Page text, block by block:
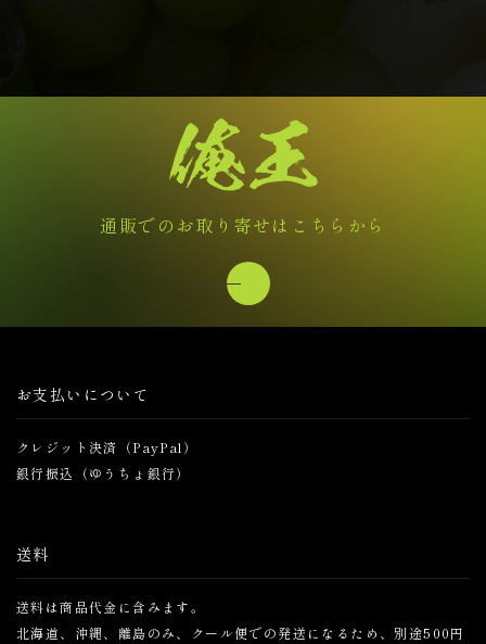
通販でのお取り寄せはこちらから
お支払いについて
クレジット決済（PayPal）
銀行振込（ゆうちょ銀行）
送料
送料は商品代金に含みます。
北海道、沖縄、離島のみ、クール便での発送になるため、別途500円